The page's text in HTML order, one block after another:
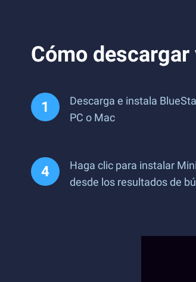
Cómo
Descarga e instala
PC o Mac
Haga clic para instalar
desde los resultados de